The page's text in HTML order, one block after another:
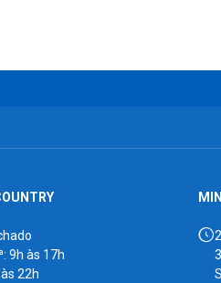
9h às 17h
22h